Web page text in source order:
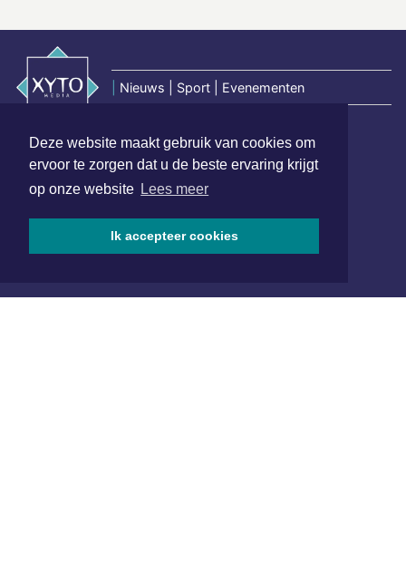
Deze website maakt gebruik van cookies om
ervoor te zorgen dat u de beste ervaring krijgt
op onze website Lees meer
Ik accepteer cookies
Nieuws | Sport | Evenementen
van Benthuizenlaan 1
1701 BZ Heerhugowaard